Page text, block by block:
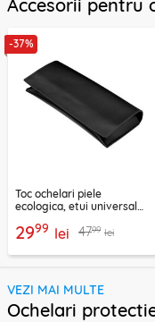
Accesorii pentru
-37%
Toc ochelari piele
ecologica, etui universal
2999 lei 4799 lei
VEZI MAI MULTE
Ochelari